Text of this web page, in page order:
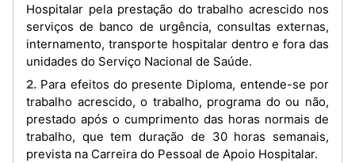
Hospitalar pela prestação do trabalho acrescido nos
serviços de banco de urgência, consultas externas,
internamento, transporte hospitalar dentro e fora das
unidades do Serviço Nacional de Saúde.
2. Para efeitos do presente Diploma, entende-se por
trabalho acrescido, o trabalho, programa do ou não,
prestado após o cumprimento das horas normais de
trabalho, que tem duração de 30 horas semanais,
prevista na Carreira do Pessoal de Apoio Hospitalar.